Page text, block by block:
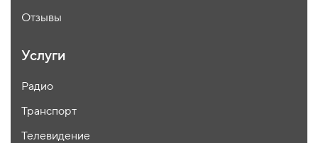
Отзывы
Услуги
Радио
Транспорт
Телевидение